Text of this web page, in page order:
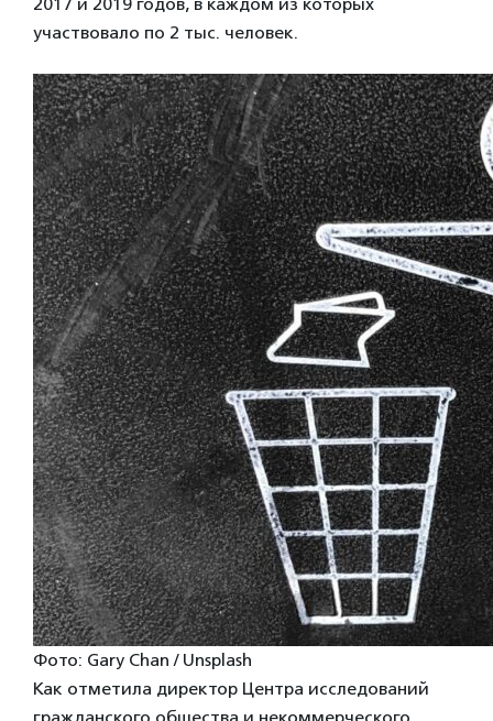
участвовало по 2 тыс. человек.
Фото: Gary Chan / Unsplash
Как отметила директор Центра исследований